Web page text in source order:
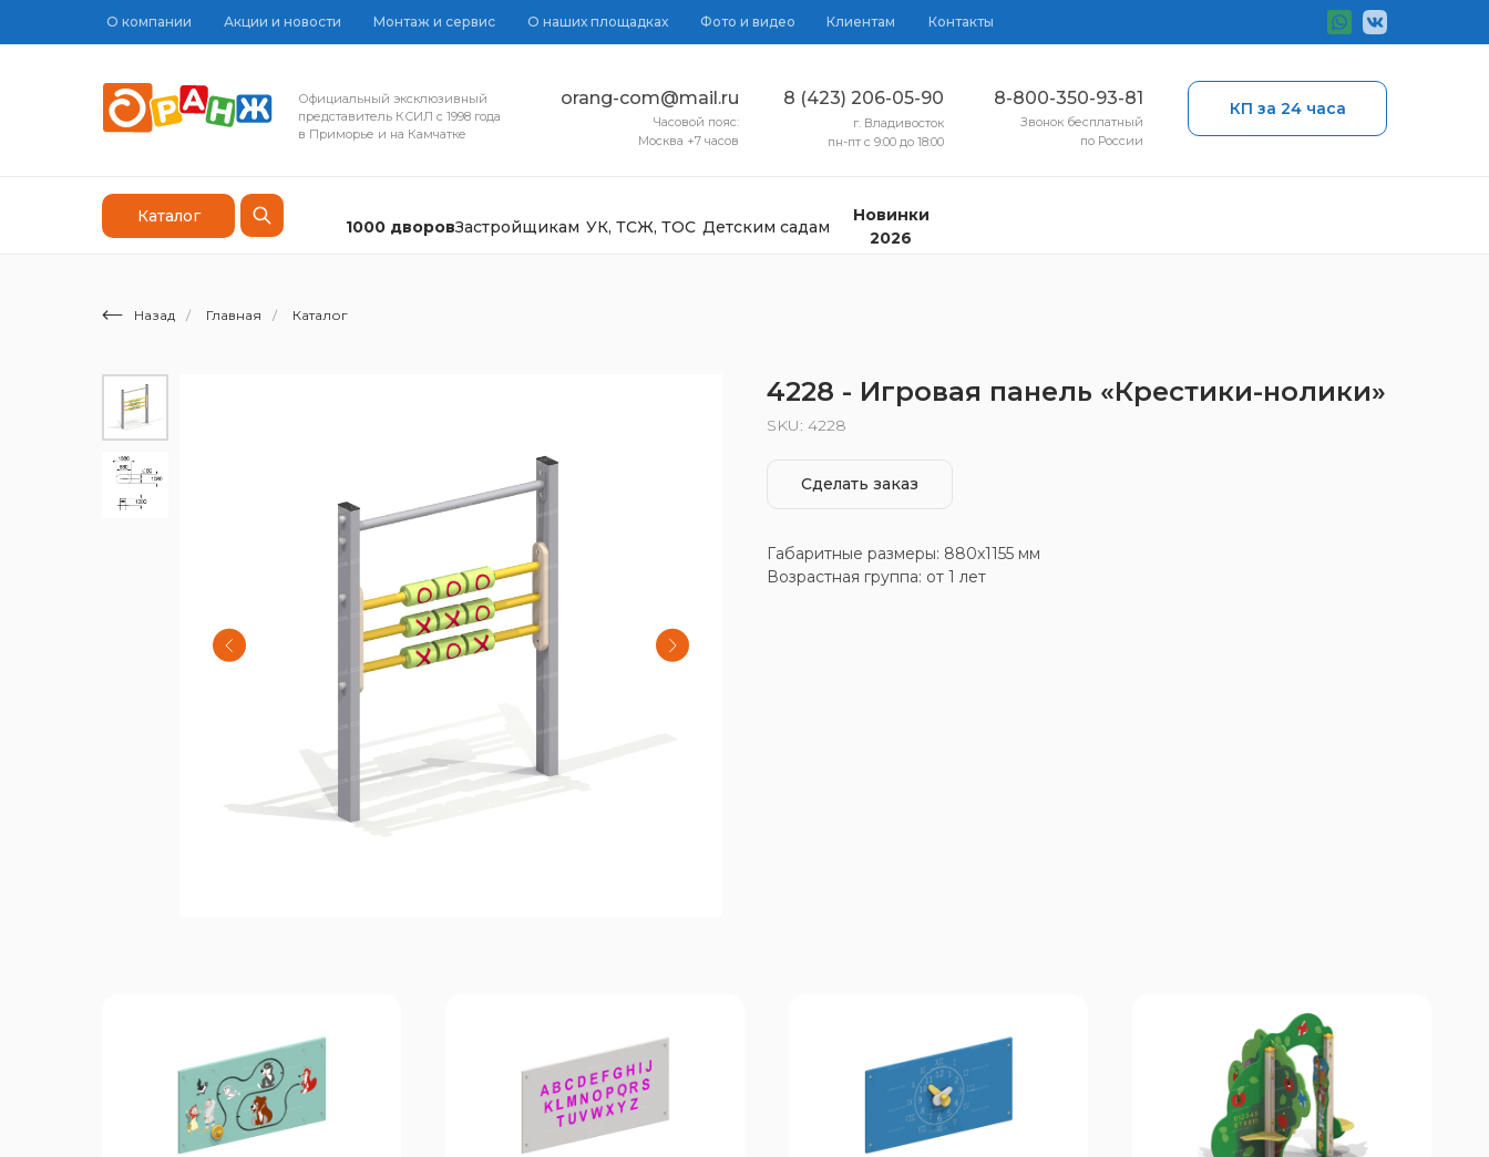
О компании Акции и новости Монтаж и сервис О наших площадках Фото и видео Клиентам Контакты
Каталог
КП за 24 часа
8 (423) 206-05-90 8-800-350-93-81
Официальный эксклюзивный
представитель КСИЛ с 1998 года
в Приморье и на Камчатке
orang-com@mail.ru
Звонок бесплатный
по России
г. Владивосток
пн-пт с 9:00 до 18:00
Часовой пояс:
Москва +7 часов
1000 дворовЗастройщикам УК, ТСЖ, ТОС Детским садам
Новинки
2026
Назад / Главная / Каталог
4228 - Игровая панель «Крестики-нолики»
SKU: 4228
Сделать заказ
Габаритные размеры: 880x1155 мм
Возрастная группа: от 1 лет